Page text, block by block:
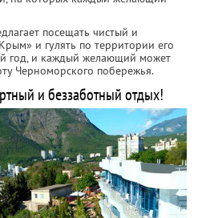
посещать чистый и
и гулять по территории его
год, и каждый желающий может
Черноморского побережья.
и беззаботный отдых!